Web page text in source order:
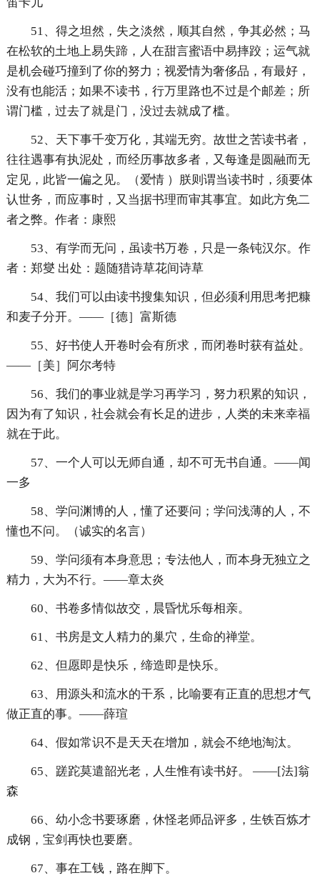
51、得之坦然，失之淡然，顺其自然，争其必然；马
在松软的土地上易失蹄，人在甜言蜜语中易摔跤；运气就
是机会碰巧撞到了你的努力；视爱情为奢侈品，有最好，
没有也能活；如果不读书，行万里路也不过是个邮差；所
谓门槛，过去了就是门，没过去就成了槛。
52、天下事千变万化，其端无穷。故世之苦读书者，
往往遇事有执泥处，而经历事故多者，又每逢是圆融而无
定见，此皆一偏之见。（爱情 ）朕则谓当读书时，须要体
认世务，而应事时，又当据书理而审其事宜。如此方免二
者之弊。作者：康熙
53、有学而无问，虽读书万卷，只是一条钝汉尔。作
者：郑燮 出处：题随猎诗草花间诗草
54、我们可以由读书搜集知识，但必须利用思考把糠
和麦子分开。——［德］富斯德
55、好书使人开卷时会有所求，而闭卷时获有益处。
——［美］阿尔考特
56、我们的事业就是学习再学习，努力积累的知识，
因为有了知识，社会就会有长足的进步，人类的未来幸福
就在于此。
57、一个人可以无师自通，却不可无书自通。——闻
一多
58、学问渊博的人，懂了还要问；学问浅薄的人，不
懂也不问。（诚实的名言）
59、学问须有本身意思；专法他人，而本身无独立之
精力，大为不行。——章太炎
60、书卷多情似故交，晨昏忧乐每相亲。
61、书房是文人精力的巢穴，生命的禅堂。
62、但愿即是快乐，缔造即是快乐。
63、用源头和流水的干系，比喻要有正直的思想才气
做正直的事。——薛瑄
64、假如常识不是天天在增加，就会不绝地淘汰。
65、蹉跎莫遣韶光老，人生惟有读书好。 ——[法]翁
森
66、幼小念书要琢磨，休怪老师品评多，生铁百炼才
成钢，宝剑再快也要磨。
67、事在工钱，路在脚下。